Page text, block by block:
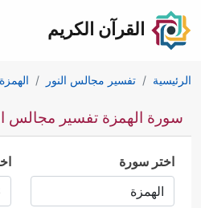
القرآن الكريم
الرئيسية تفسير مجالس النور الهمزة
سورة الهمزة تفسير مجالس
اختر سورة